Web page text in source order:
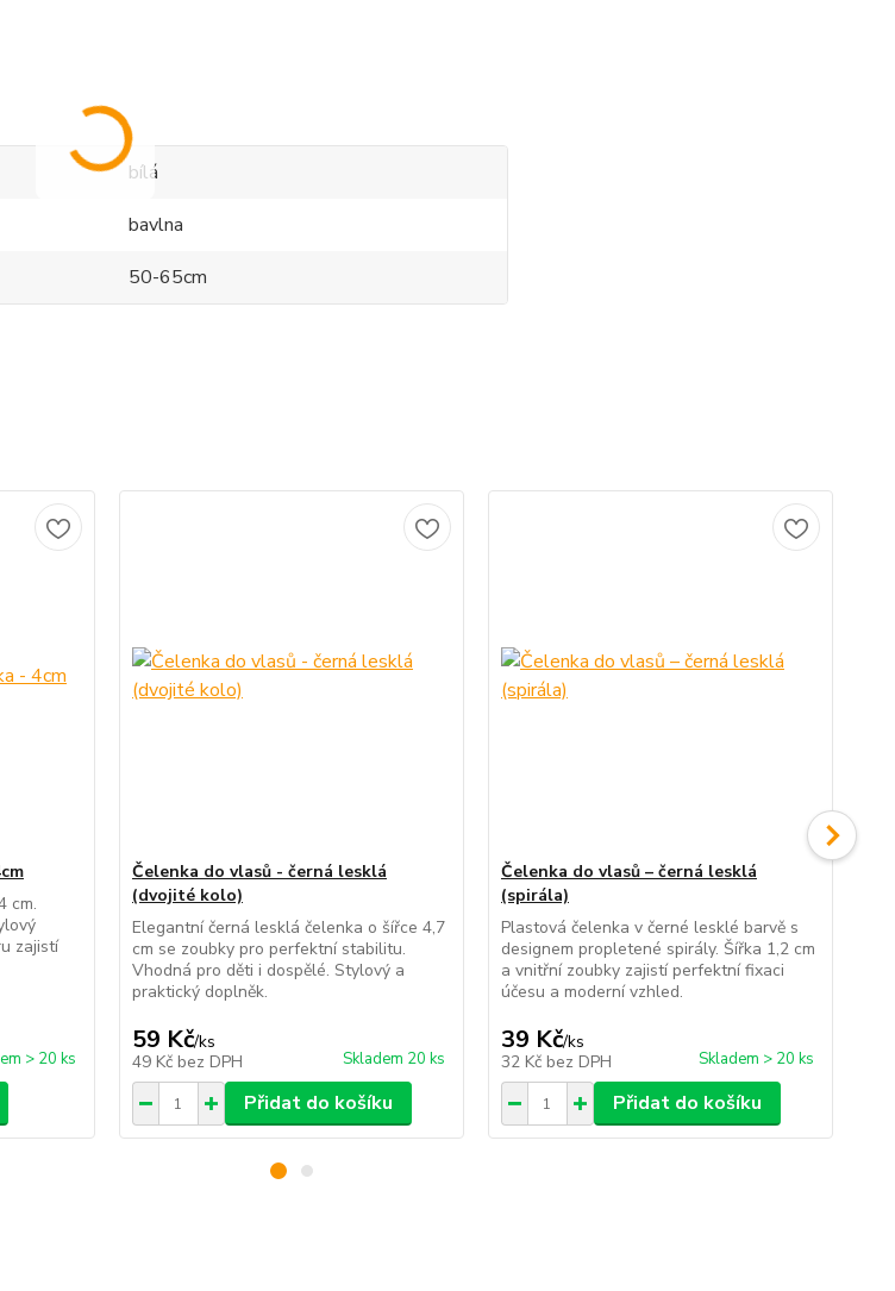
bílá
bavlna
50-65cm
cm.
zajistí
> 20 ks
Čelenka do vlasů - černá lesklá
(dvojité kolo)
Elegantní černá lesklá čelenka o šířce 4,7
cm se zoubky pro perfektní stabilitu.
Vhodná pro děti i dospělé. Stylový a
praktický doplněk.
59 Kč/ks
49 Kč bez DPH Skladem 20 ks
Přidat do košíku
Čelenka do vlasů – černá lesklá
(spirála)
Plastová čelenka v černé lesklé barvě s
designem propletené spirály. Šířka 1,2 cm
a vnitřní zoubky zajistí perfektní fixaci
účesu a moderní vzhled.
39 Kč/ks
32 Kč bez DPH Skladem > 20 ks
Přidat do košíku